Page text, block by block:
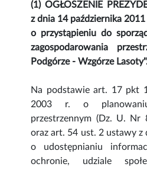
(1) OGŁOSZENIE
z dnia 14 października 2011
o przystąpieniu do
zagospodarowania
Podgórze - Wzgórze
Na podstawie art. 17 pkt
2003 r. o
przestrzennym (Dz. U. Nr
oraz art. 54 ust. 2 ustawy z
o udostępnianiu
ochronie, udziale